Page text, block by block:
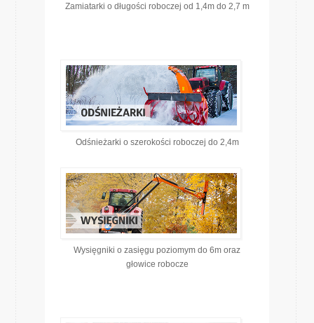
Zamiatarki o długości roboczej od 1,4m do 2,7 m
Odśnieżarki o szerokości roboczej do 2,4m
Wysięgniki o zasięgu poziomym do 6m oraz
głowice robocze